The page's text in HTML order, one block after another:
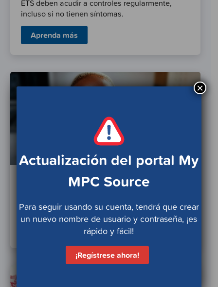
ETS deben acudir a controles regularmente,
incluso si no tienen síntomas.
Aprenda más
Hidratación y consumo
Actualización del portal My
MPC Source
Para seguir usando su cuenta, tendrá que crear
un nuevo nombre de usuario y contraseña, ¡es
rápido y fácil!
¡Regístrese ahora!
×